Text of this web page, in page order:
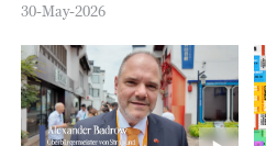
30-May-2026